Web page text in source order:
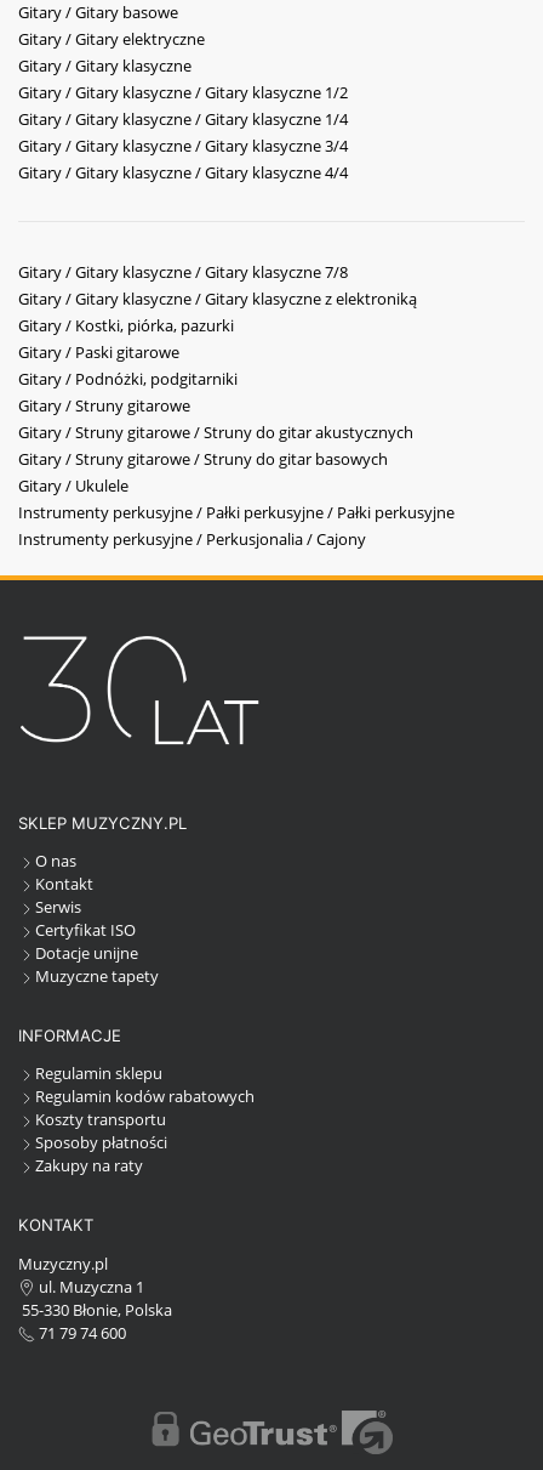
Gitary / Gitary basowe
Gitary / Gitary elektryczne
Gitary / Gitary klasyczne
Gitary / Gitary klasyczne / Gitary klasyczne 1/2
Gitary / Gitary klasyczne / Gitary klasyczne 1/4
Gitary / Gitary klasyczne / Gitary klasyczne 3/4
Gitary / Gitary klasyczne / Gitary klasyczne 4/4
Gitary / Gitary klasyczne / Gitary klasyczne 7/8
Gitary / Gitary klasyczne / Gitary klasyczne z elektroniką
Gitary / Kostki, piórka, pazurki
Gitary / Paski gitarowe
Gitary / Podnóżki, podgitarniki
Gitary / Struny gitarowe
Gitary / Struny gitarowe / Struny do gitar akustycznych
Gitary / Struny gitarowe / Struny do gitar basowych
Gitary / Ukulele
Instrumenty perkusyjne / Pałki perkusyjne / Pałki perkusyjne
Instrumenty perkusyjne / Perkusjonalia / Cajony
SKLEP MUZYCZNY.PL
O nas
Kontakt
Serwis
Certyfikat ISO
Dotacje unijne
Muzyczne tapety
INFORMACJE
Regulamin sklepu
Regulamin kodów rabatowych
Koszty transportu
Sposoby płatności
Zakupy na raty
KONTAKT
Muzyczny.pl
ul. Muzyczna 1
55-330 Błonie, Polska
71 79 74 600